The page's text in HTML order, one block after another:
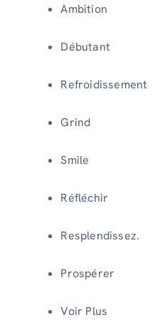
Ambition
Débutant
Refroidissement
Grind
Smile
Réfléchir
Resplendissez.
Prospérer
Voir Plus